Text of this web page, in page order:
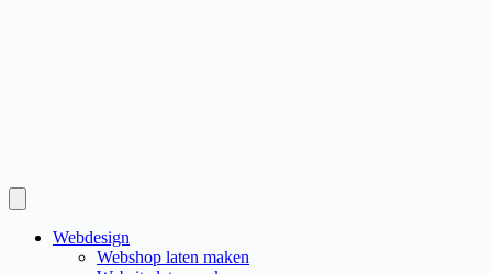
Webdesign
Webshop laten maken